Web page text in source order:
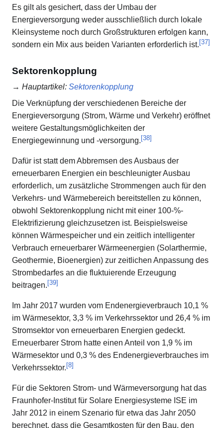
Es gilt als gesichert, dass der Umbau der
Energieversorgung weder ausschließlich durch lokale
Kleinsysteme noch durch Großstrukturen erfolgen kann,
sondern ein Mix aus beiden Varianten erforderlich ist.[37]
Sektorenkopplung
→ Hauptartikel: Sektorenkopplung
Die Verknüpfung der verschiedenen Bereiche der
Energieversorgung (Strom, Wärme und Verkehr) eröffnet
weitere Gestaltungsmöglichkeiten der
Energiegewinnung und -versorgung. [38]
Dafür ist statt dem Abbremsen des Ausbaus der
erneuerbaren Energien ein beschleunigter Ausbau
erforderlich, um zusätzliche Strommengen auch für den
Verkehrs- und Wärmebereich bereitstellen zu können,
obwohl Sektorenkopplung nicht mit einer 100-%-
Elektrifizierung gleichzusetzen ist. Beispielsweise
können Wärmespeicher und ein zeitlich intelligenter
Verbrauch erneuerbarer Wärmeenergien (Solarthermie,
Geothermie, Bioenergien) zur zeitlichen Anpassung des
Strombedarfes an die fluktuierende Erzeugung
beitragen. [39]
Im Jahr 2017 wurden vom Endenergieverbrauch 10,1 %
im Wärmesektor, 3,3 % im Verkehrssektor und 26,4 % im
Stromsektor von erneuerbaren Energien gedeckt.
Erneuerbarer Strom hatte einen Anteil von 1,9 % im
Wärmesektor und 0,3 % des Endenergieverbrauches im
Verkehrssektor. [8]
Für die Sektoren Strom- und Wärmeversorgung hat das
Fraunhofer-Institut für Solare Energiesysteme ISE im
Jahr 2012 in einem Szenario für etwa das Jahr 2050
berechnet, dass die Gesamtkosten für den Bau, den